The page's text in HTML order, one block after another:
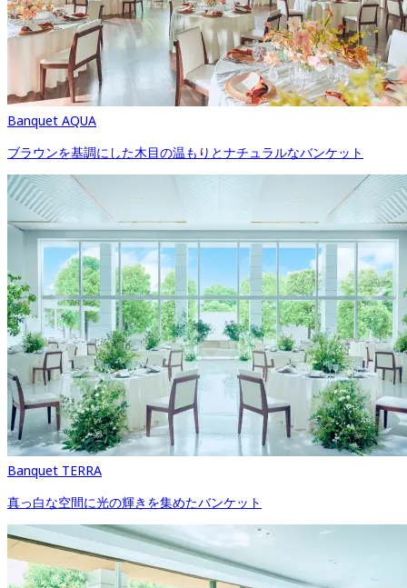
Banquet AQUA
ブラウンを基調にした木目の温もりとナチュラルなバンケット
Banquet TERRA
真っ白な空間に光の輝きを集めたバンケット